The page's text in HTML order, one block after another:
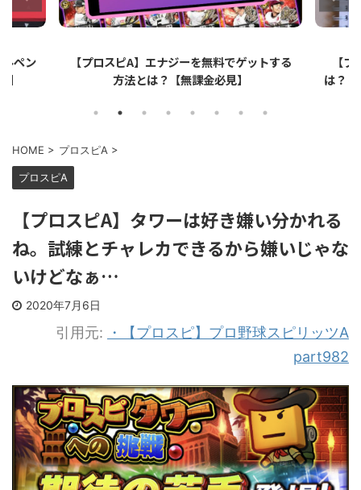
する
【プロスピA】ペーパーライクフィルムと
は？リアタイでのメリット・デメリットを解
【
HOME > プロスピA
【プロスピA】タワーは好き嫌い分かれる
ね。試練とチャレカできるから嫌いじゃな
いけどなぁ…
・【プロスピ】プロ野球スピリッツA